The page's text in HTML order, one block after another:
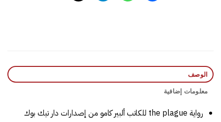
الوصف
معلومات إضافية
رواية the plague للكاتب ألبير كامو من إصدارات دار تيك بوك